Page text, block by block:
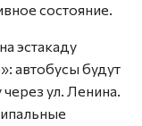
состояние.
эстакаду
автобусы будут
ул. Ленина.